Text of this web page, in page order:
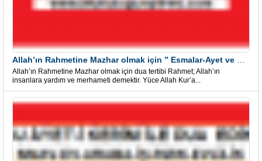
Allah’ın Rahmetine Mazhar olmak için dua tertibi Rahmet; Allah’ın
insanlara yardım ve merhameti demektir. Yüce Allah Kur’a...